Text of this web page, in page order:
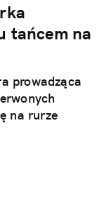
tańcem na
prowadząca
na rurze